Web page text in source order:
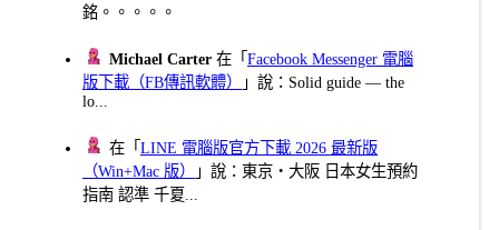
銘。。。。。
Michael Carter 在「Facebook Messenger 電腦
版下載（FB傳訊軟體）
」說：Solid guide — the
lo...
在「LINE 電腦版官方下載 2026 最新版
（Win+Mac 版）
」說：東京・大阪 日本女生預約
指南 認準 千夏...